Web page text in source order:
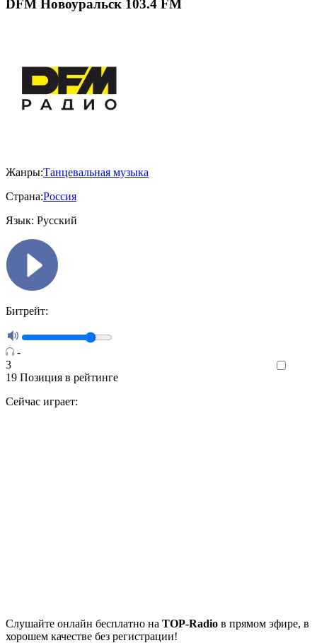
DFM Новоуральск 103.4 FM
Жанры:Танцевальная музыка
Страна:Россия
Язык: Русский
Битрейт:
-
3
19 Позиция в рейтинге
Сейчас играет:
Cлушайте онлайн бесплатно на TOP-Radio в прямом эфире, в
хорошем качестве без регистрации!